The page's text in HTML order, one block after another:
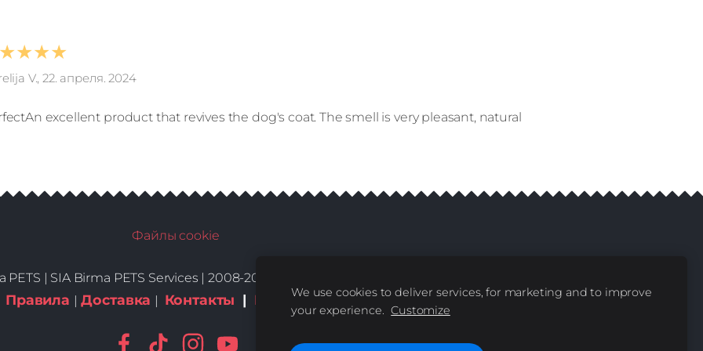
V., 22. апреля. 2024
excellent product that revives the dog's coat. The smell is very pleasant, natural
Файлы cookie
| SIA Birma PETS Services | 2008-2026 | All Rights Reserved
Правила Доставка Контакты | Куки-файлы
We use cookies to deliver services, for marketing and to improve
your experience. Customize